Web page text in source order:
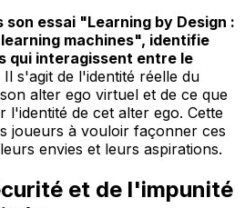
son essai "Learning by Design :
machines", identifie
qui interagissent entre le
Il s'agit de l'identité réelle du
alter ego virtuel et de ce que
l'identité de cet alter ego. Cette
joueurs à vouloir façonner ces
envies et leurs aspirations.
et de l'impunité